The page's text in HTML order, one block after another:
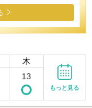
木
13
もっと見る